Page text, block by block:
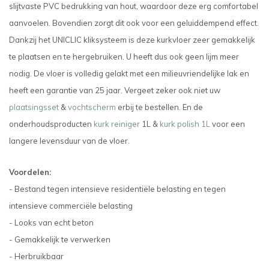
slijtvaste PVC bedrukking van hout, waardoor deze erg comfortabel
aanvoelen. Bovendien zorgt dit ook voor een geluiddempend effect.
Dankzij het UNICLIC kliksysteem is deze kurkvloer zeer gemakkelijk
te plaatsen en te hergebruiken. U heeft dus ook geen lijm meer
nodig. De vloer is volledig gelakt met een milieuvriendelijke lak en
heeft een garantie van 25 jaar. Vergeet zeker ook niet uw
plaatsingsset &vochtscherm erbij te bestellen. En de
onderhoudsproducten kurk reiniger 1L & kurk polish 1Lvoor een
langere levensduur van de vloer.
Voordelen:
- Bestand tegen intensieve residentiële belasting en tegen
intensieve commerciële belasting
- Looks van echt beton
- Gemakkelijk te verwerken
- Herbruikbaar